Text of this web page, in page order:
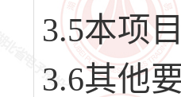
3.5本项
3.6其他